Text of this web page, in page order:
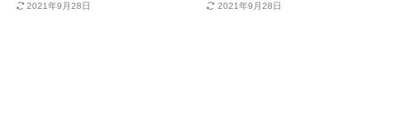
2021年9月28日 2021年9月28日